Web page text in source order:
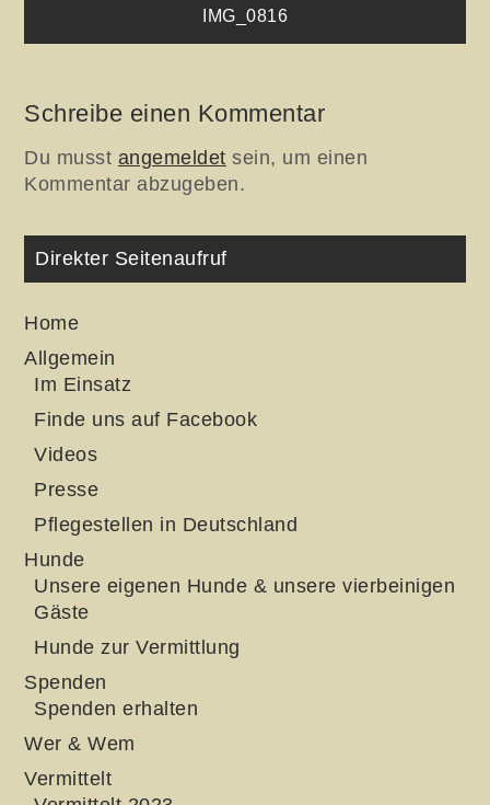
Beitragsnavigation
IMG_0816
Schreibe einen Kommentar
Du musst angemeldet sein, um einen
Kommentar abzugeben.
Direkter Seitenaufruf
Home
Allgemein
Im Einsatz
Finde uns auf Facebook
Videos
Presse
Pflegestellen in Deutschland
Hunde
Unsere eigenen Hunde & unsere vierbeinigen
Gäste
Hunde zur Vermittlung
Spenden
Spenden erhalten
Wer & Wem
Vermittelt